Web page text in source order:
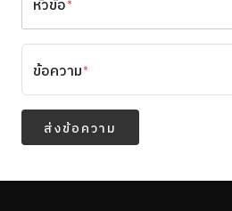
*
ข้อความ*
ส่งข้อความ